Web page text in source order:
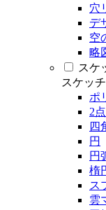
穴
デ
空
略
スケ
スケッチ
ポ
2
四
円
円
楕
ス
雲